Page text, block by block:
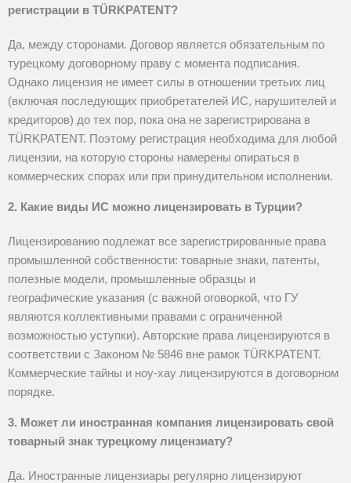
регистрации в TÜRKPATENT?
Да, между сторонами. Договор является обязательным по
турецкому договорному праву с момента подписания.
Однако лицензия не имеет силы в отношении третьих лиц
(включая последующих приобретателей ИС, нарушителей и
кредиторов) до тех пор, пока она не зарегистрирована в
TÜRKPATENT. Поэтому регистрация необходима для любой
лицензии, на которую стороны намерены опираться в
коммерческих спорах или при принудительном исполнении.
2. Какие виды ИС можно лицензировать в Турции?
Лицензированию подлежат все зарегистрированные права
промышленной собственности: товарные знаки, патенты,
полезные модели, промышленные образцы и
географические указания (с важной оговоркой, что ГУ
являются коллективными правами с ограниченной
возможностью уступки). Авторские права лицензируются в
соответствии с Законом № 5846 вне рамок TÜRKPATENT.
Коммерческие тайны и ноу-хау лицензируются в договорном
порядке.
3. Может ли иностранная компания лицензировать свой
товарный знак турецкому лицензиату?
Да. Иностранные лицензиары регулярно лицензируют